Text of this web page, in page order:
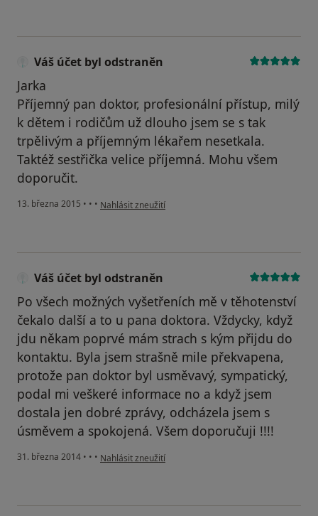
Váš účet byl odstraněn
Jarka
Příjemný pan doktor, profesionální přístup, milý
k dětem i rodičům už dlouho jsem se s tak
trpělivým a příjemným lékařem nesetkala.
Taktéž sestřička velice příjemná. Mohu všem
doporučit.
13. března 2015 • • • podle názoru uživatele Váš účet byl odstraněn
Nahlásit zneužití
Váš účet byl odstraněn
Po všech možných vyšetřeních mě v těhotenství
čekalo další a to u pana doktora. Vždycky, když
jdu někam poprvé mám strach s kým přijdu do
kontaktu. Byla jsem strašně mile překvapena,
protože pan doktor byl usměvavý, sympatický,
podal mi veškeré informace no a když jsem
dostala jen dobré zprávy, odcházela jsem s
úsměvem a spokojená. Všem doporučuji !!!!
31. března 2014 • • • podle názoru uživatele Váš účet byl odstraněn
Nahlásit zneužití